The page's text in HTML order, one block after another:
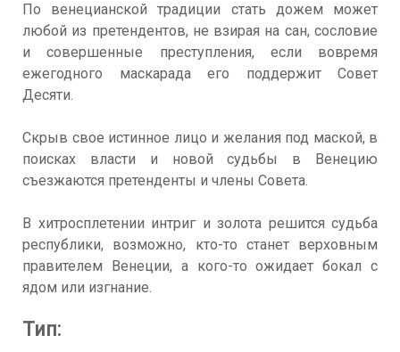
По венецианской традиции стать дожем может
любой из претендентов, не взирая на сан, сословие
и совершенные преступления, если вовремя
ежегодного маскарада его поддержит Совет
Десяти.
Скрыв свое истинное лицо и желания под маской, в
поисках власти и новой судьбы в Венецию
съезжаются претенденты и члены Совета.
В хитросплетении интриг и золота решится судьба
республики, возможно, кто-то станет верховным
правителем Венеции, а кого-то ожидает бокал с
ядом или изгнание.
Тип: